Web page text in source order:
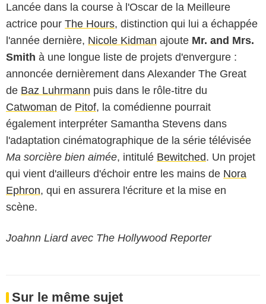
Lancée dans la course à l'Oscar de la Meilleure
actrice pour The Hours, distinction qui lui a échappée
l'année dernière, Nicole Kidman ajoute Mr. and Mrs.
Smith à une longue liste de projets d'envergure :
annoncée dernièrement dans Alexander The Great
de Baz Luhrmann puis dans le rôle-titre du
Catwoman de Pitof, la comédienne pourrait
également interpréter Samantha Stevens dans
l'adaptation cinématographique de la série télévisée
Ma sorcière bien aimée, intitulé Bewitched. Un projet
qui vient d'ailleurs d'échoir entre les mains de Nora
Ephron, qui en assurera l'écriture et la mise en
scène.
Joahnn Liard avec The Hollywood Reporter
Sur le même sujet